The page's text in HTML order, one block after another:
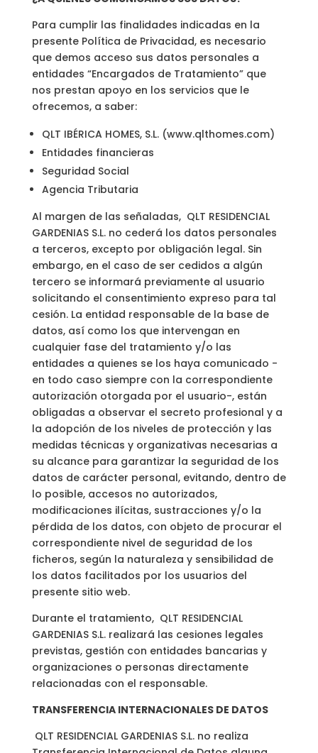
Para cumplir las finalidades indicadas en la
presente Política de Privacidad, es necesario
que demos acceso sus datos personales a
entidades “Encargados de Tratamiento” que
nos prestan apoyo en los servicios que le
ofrecemos, a saber:
QLT IBÉRICA HOMES, S.L. (www.qlthomes.com)
Entidades financieras
Seguridad Social
Agencia Tributaria
Al margen de las señaladas, QLT RESIDENCIAL
GARDENIAS S.L. no cederá los datos personales
a terceros, excepto por obligación legal. Sin
embargo, en el caso de ser cedidos a algún
tercero se informará previamente al usuario
solicitando el consentimiento expreso para tal
cesión. La entidad responsable de la base de
datos, así como los que intervengan en
cualquier fase del tratamiento y/o las
entidades a quienes se los haya comunicado -
en todo caso siempre con la correspondiente
autorización otorgada por el usuario-, están
obligadas a observar el secreto profesional y a
la adopción de los niveles de protección y las
medidas técnicas y organizativas necesarias a
su alcance para garantizar la seguridad de los
datos de carácter personal, evitando, dentro de
lo posible, accesos no autorizados,
modificaciones ilícitas, sustracciones y/o la
pérdida de los datos, con objeto de procurar el
correspondiente nivel de seguridad de los
ficheros, según la naturaleza y sensibilidad de
los datos facilitados por los usuarios del
presente sitio web.
Durante el tratamiento, QLT RESIDENCIAL
GARDENIAS S.L. realizará las cesiones legales
previstas, gestión con entidades bancarias y
organizaciones o personas directamente
relacionadas con el responsable.
TRANSFERENCIA INTERNACIONALES DE DATOS
QLT RESIDENCIAL GARDENIAS S.L. no realiza